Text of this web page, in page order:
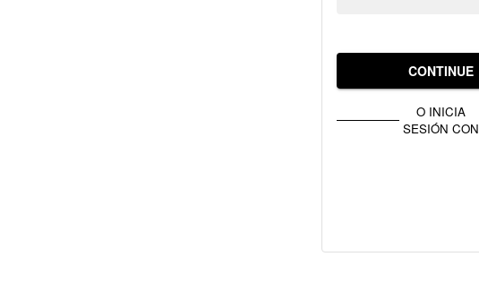
CONTINUE
O INICIA
SESIÓN CON